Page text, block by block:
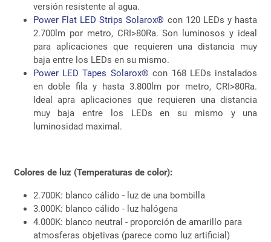
versión resistente al agua.
Power Flat LED Strips Solarox® con 120 LEDs y hasta
2.700lm por metro, CRI>80Ra. Son luminosos y ideal
para aplicaciones que requieren una distancia muy
baja entre los LEDs en su mismo.
Power LED Tapes Solarox® con 168 LEDs instalados
en doble fila y hasta 3.800lm por metro, CRI>80Ra.
Ideal apra aplicaciones que requieren una distancia
muy baja entre los LEDs en su mismo y una
luminosidad maximal.
Colores de luz (Temperaturas de color):
2.700K: blanco cálido - luz de una bombilla
3.000K: blanco cálido - luz halógena
4.000K: blanco neutral - proporción de amarillo para
atmosferas objetivas (parece como luz artificial)